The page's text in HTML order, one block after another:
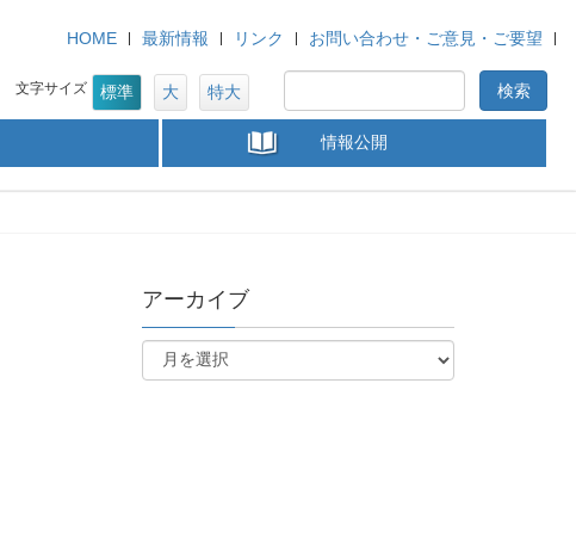
HOME 最新情報 リンク お問い合わせ・ご意見・ご要望
文字サイズ 標準 大 特大
情報公開
アーカイブ